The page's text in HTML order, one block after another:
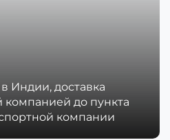
Индии, доставка
компанией до пункта
компании